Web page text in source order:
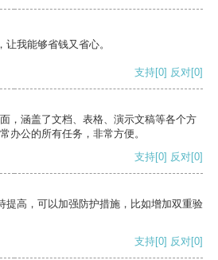
我能够省钱又省心。
支持[0] 反对[0]
，涵盖了文档、表格、演示文稿等各个方
办公的所有任务，非常方便。
支持[0] 反对[0]
提高，可以加强防护措施，比如增加双重验
支持[0] 反对[0]